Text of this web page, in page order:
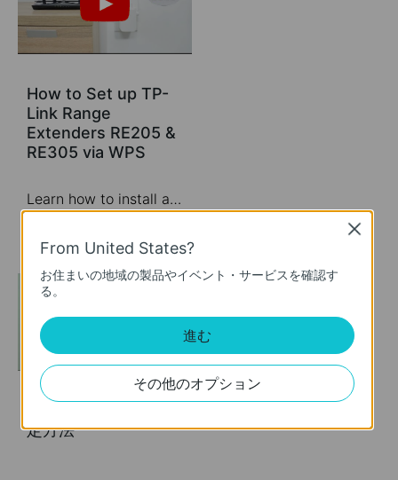
How to Set up TP-
Link Range
Extenders RE205 &
RE305 via WPS
Learn how to install and set up the TP-Link WiFi Range Extender RE205 & RE305 via the WPS button. For more information on TP-Link WiFi Range Extenders, visit: https://bit.ly/2TDJ5WI Applicable Models: RE205 V3 and later versions RE305 V3 and later versions
定方法
From United States?
お住まいの地域の製品やイベント・サービスを確認す
る。
進む
その他のオプション
Close